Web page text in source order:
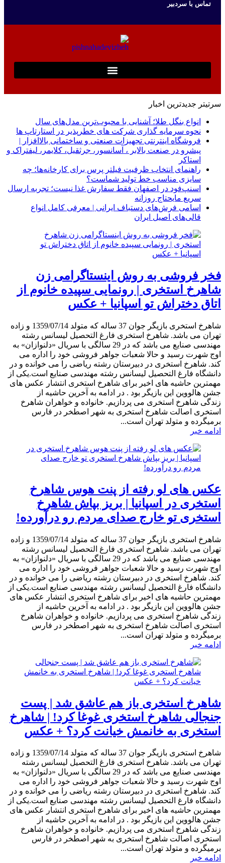
تماس با سردبیر
سرتیتر جدیدترین اخبار
انواع بنگل طلا؛ آشنایی با محبوب‌ترین مدل‌های سال
نحوه سرمایه‌ گذاری شرکت‌ های خطرپذیر در استارتاپ ها
فروشگاه اینترنتی تجهیزات صنعتی و ساختمانی بالاافزار |
پیشرو در صنعت بالابر ، آسانسور، جرثقیل، کلایمر، لیفتراک و
استاکر
راهنمای انتخاب ظرفیت فیلتر پرس برای کارخانه‌ها؛ چه
سایزی مناسب خط تولید شماست؟
اسنپ‌فود در اصفهان فقط سفارش غذا نیست؛ تجربه ارسال
سریع مایحتاج روزانه
اسامی فرش‌های دستباف ایرانی | معرفی کامل انواع
قالی‌های اصیل ایران
فخر فروشی به روش اینستاگرامی زن
شاهرخ استخری | رونمایی سپیده خانوم از
اتاق دختراش تو اسپانیا + عکس
شاهرخ استخری بازیگر جوان 37 ساله که متولد 1359/07/14 و زاده
تهران می باشد. شاهرخ استخری فارغ التحصیل لیسانس رشته
مهندسی صنایع می باشد که در 29 سالگی با سریال «دلنوازان» به
اوج شهرت رسید و حالا شعبات جواهر فروشی خود را اداره می
کند. شاهرخ استخری در دبیرستان رشته ریاضی را می خوانده و در
دانشگاه فارغ التحصیل لیسانس رشته مهندسی صنایع است.یکی از
مهمترین حاشیه های اخیر برای شاهرخ استخری انتشار عکس های
جشن هالووین این بازیگر بود . در ادامه به آخرین حاشیه از
زندگی شاهرخ استخری می پردازیم. خانواده و خواهران شاهرخ
استخری اصالت شاهرخ استخری به شهر اصطخر در فارس
برمیگرده و متولد تهران است...
ادامه خبر
عکس های لو رفته از پنت هوس شاهرخ
استخری در اسپانیا | بریز بپاش شاهرخ
استخری تو خارج صدای مردم رو درآورده!
شاهرخ استخری بازیگر جوان 37 ساله که متولد 1359/07/14 و زاده
تهران می باشد. شاهرخ استخری فارغ التحصیل لیسانس رشته
مهندسی صنایع می باشد که در 29 سالگی با سریال «دلنوازان» به
اوج شهرت رسید و حالا شعبات جواهر فروشی خود را اداره می
کند. شاهرخ استخری در دبیرستان رشته ریاضی را می خوانده و در
دانشگاه فارغ التحصیل لیسانس رشته مهندسی صنایع است.یکی از
مهمترین حاشیه های اخیر برای شاهرخ استخری انتشار عکس های
جشن هالووین این بازیگر بود . در ادامه به آخرین حاشیه از
زندگی شاهرخ استخری می پردازیم. خانواده و خواهران شاهرخ
استخری اصالت شاهرخ استخری به شهر اصطخر در فارس
برمیگرده و متولد تهران است...
ادامه خبر
شاهرخ استخری باز هم عاشق شد | پست
جنجالی شاهرخ استخری غوغا کرد! | شاهرخ
استخری به خانمش خیانت کرد؟ + عکس
شاهرخ استخری بازیگر جوان 37 ساله که متولد 1359/07/14 و زاده
تهران می باشد. شاهرخ استخری فارغ التحصیل لیسانس رشته
مهندسی صنایع می باشد که در 29 سالگی با سریال «دلنوازان» به
اوج شهرت رسید و حالا شعبات جواهر فروشی خود را اداره می
کند. شاهرخ استخری در دبیرستان رشته ریاضی را می خوانده و در
دانشگاه فارغ التحصیل لیسانس رشته مهندسی صنایع است.یکی از
مهمترین حاشیه های اخیر برای شاهرخ استخری انتشار عکس های
جشن هالووین این بازیگر بود . در ادامه به آخرین حاشیه از
زندگی شاهرخ استخری می پردازیم. خانواده و خواهران شاهرخ
استخری اصالت شاهرخ استخری به شهر اصطخر در فارس
برمیگرده و متولد تهران است...
ادامه خبر